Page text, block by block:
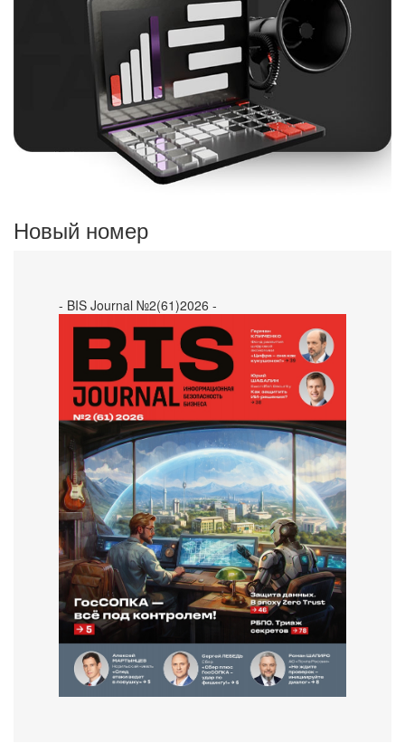
Новый номер
- BIS Journal №2(61)2026 -